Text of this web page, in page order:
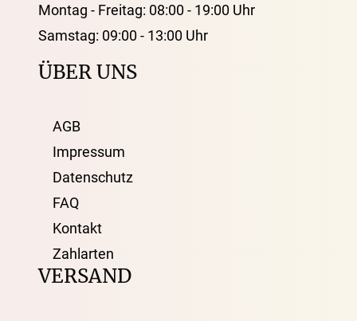
Montag - Freitag: 08:00 - 19:00 Uhr
Samstag: 09:00 - 13:00 Uhr
ÜBER UNS
AGB
Impressum
Datenschutz
FAQ
Kontakt
Zahlarten
VERSAND